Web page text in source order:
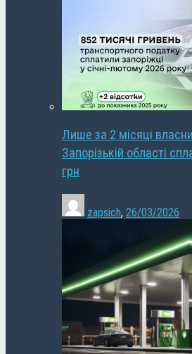
Лише за 2 місяці
Запорізькій області
грн
zapsich, 26/03/2026